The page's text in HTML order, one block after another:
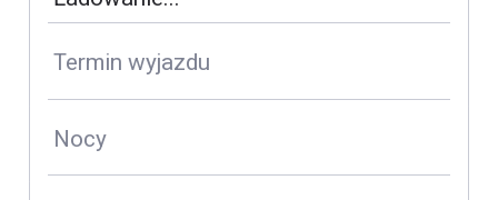
Termin wyjazdu
Nocy